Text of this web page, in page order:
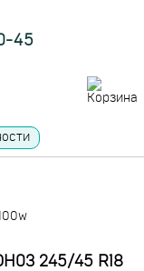
45
245/45 R18